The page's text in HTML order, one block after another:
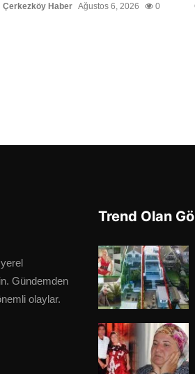
Çerkezköy Haber Ağustos 6, 2026 0
Gündemden
olaylar.
Trend Olan